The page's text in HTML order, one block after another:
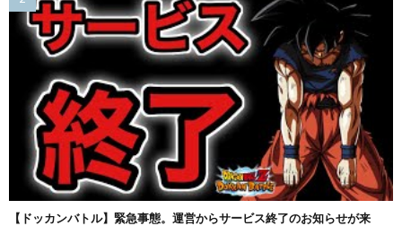
【ドッカンバトル】緊急事態。運営からサービス終了のお知らせが来